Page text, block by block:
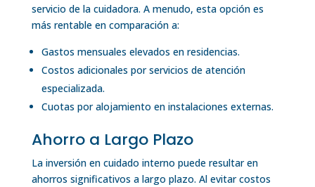
servicio de la cuidadora. A menudo, esta opción es
más rentable en comparación a:
Gastos mensuales elevados en residencias.
Costos adicionales por servicios de atención
especializada.
Cuotas por alojamiento en instalaciones externas.
Ahorro a Largo Plazo
La inversión en cuidado interno puede resultar en
ahorros significativos a largo plazo. Al evitar costos